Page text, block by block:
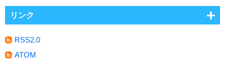
リンク
RSS2.0
ATOM